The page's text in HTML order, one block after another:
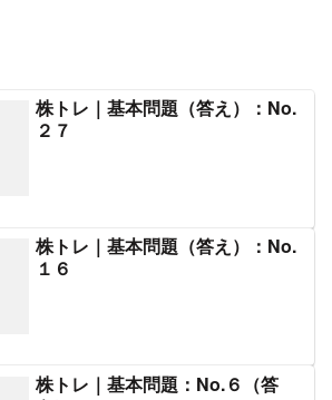
株トレ｜基本問題（答え）：No.
２７
株トレ｜基本問題（答え）：No.
１６
株トレ｜基本問題：No.６（答